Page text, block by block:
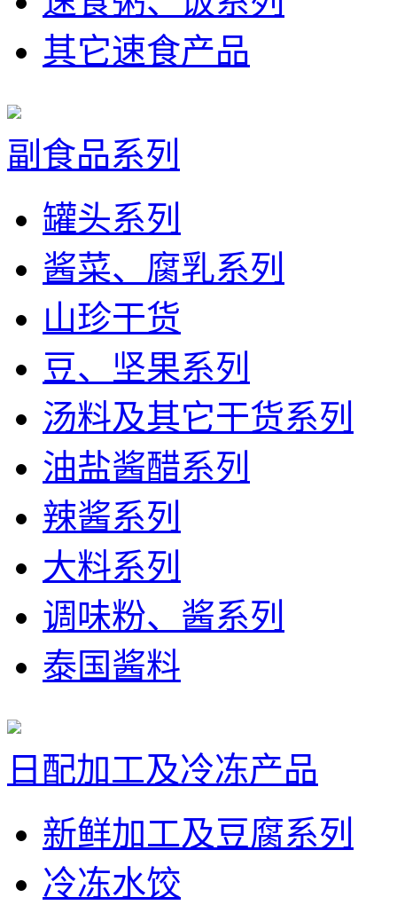
其它速食产品
副食品系列
罐头系列
酱菜、腐乳系列
山珍干货
豆、坚果系列
汤料及其它干货系列
油盐酱醋系列
辣酱系列
大料系列
调味粉、酱系列
泰国酱料
日配加工及冷冻产品
新鲜加工及豆腐系列
冷冻水饺